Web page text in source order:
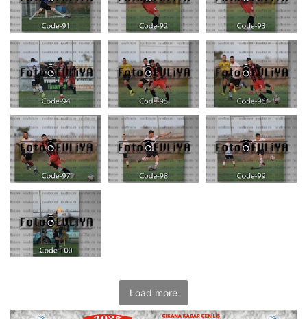
Load more